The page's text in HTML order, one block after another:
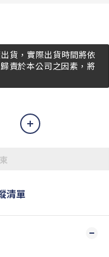
貨，實際出貨時間將依
責於本公司之因素，將
清單